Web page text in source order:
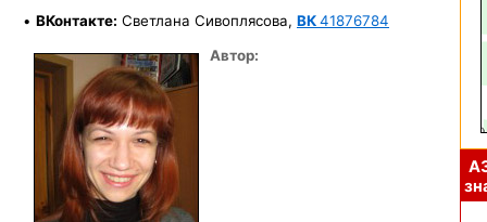
• ВКонтакте: Светлана Сивоплясова, ВК41876784
Автор: